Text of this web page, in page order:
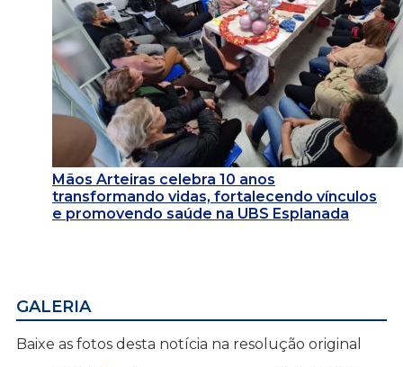
Mãos Arteiras celebra 10 anos
transformando vidas, fortalecendo vínculos
e promovendo saúde na UBS Esplanada
GALERIA
Baixe as fotos desta notícia na resolução original